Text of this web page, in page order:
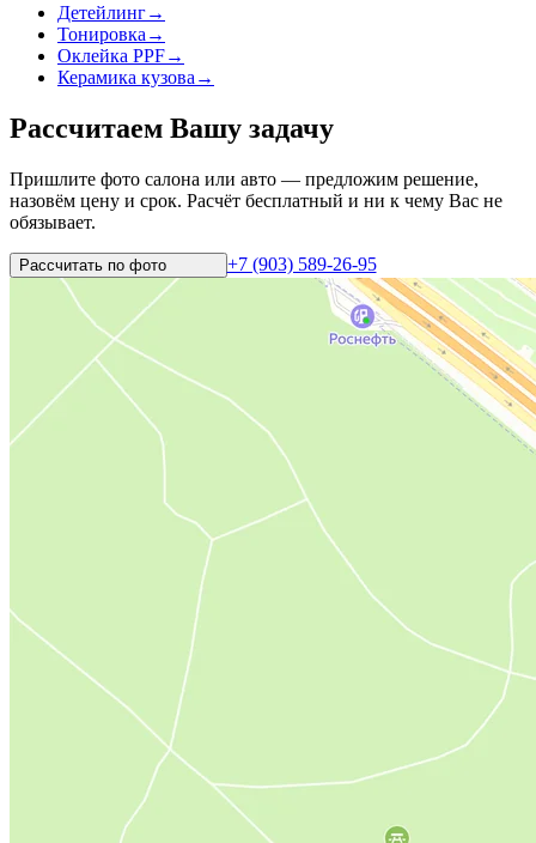
Детейлинг→
Тонировка →
Оклейка PPF→
Керамика кузова →
Рассчитаем Вашу задачу
Пришлите фото салона или авто — предложим решение,
назовём цену и срок. Расчёт бесплатный и ни к чему Вас не
обязывает.
Рассчитать по фото +7 (903) 589-26-95